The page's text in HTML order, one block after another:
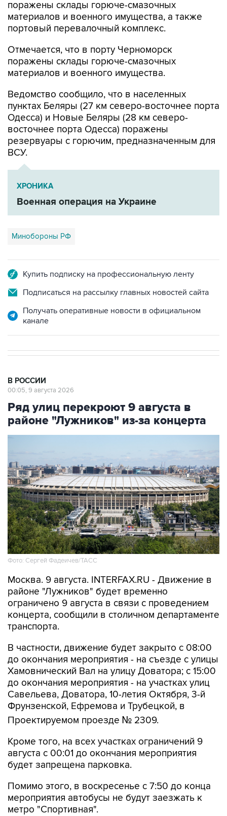
поражены склады горюче-смазочных
материалов и военного имущества, а также
портовый перевалочный комплекс.
Отмечается, что в порту Черноморск
поражены склады горюче-смазочных
материалов и военного имущества.
Ведомство сообщило, что в населенных
пунктах Беляры (27 км северо-восточнее порта
Одесса) и Новые Беляры (28 км северо-
восточнее порта Одесса) поражены
резервуары с горючим, предназначенным для
ВСУ.
ХРОНИКА
Военная операция на Украине
Минобороны РФ
Купить подписку на профессиональную ленту
Подписаться на рассылку главных новостей сайта
Получать оперативные новости в официальном
канале
В РОССИИ
00:05, 9 августа 2026
Ряд улиц перекроют 9 августа в
районе "Лужников" из-за концерта
Фото: Сергей Фадеичев/ТАСС
Москва. 9 августа. INTERFAX.RU - Движение в
районе "Лужников" будет временно
ограничено 9 августа в связи с проведением
концерта, сообщили в столичном департаменте
транспорта.
В частности, движение будет закрыто с 08:00
до окончания мероприятия - на съезде с улицы
Хамовнический Вал на улицу Доватора; с 15:00
до окончания мероприятия - на участках улиц
Савельева, Доватора, 10-летия Октября, 3-й
Фрунзенской, Ефремова и Трубецкой, в
Проектируемом проезде № 2309.
Кроме того, на всех участках ограничений 9
августа с 00:01 до окончания мероприятия
будет запрещена парковка.
Помимо этого, в воскресенье с 7:50 до конца
мероприятия автобусы не будут заезжать к
метро "Спортивная".